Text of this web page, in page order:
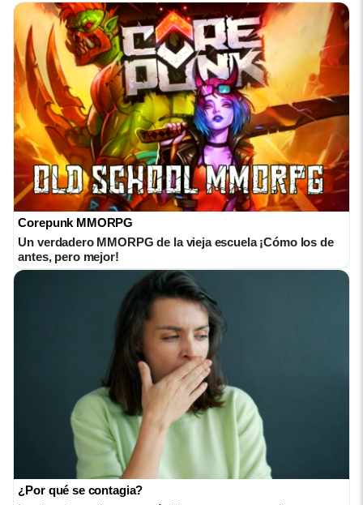
Corepunk MMORPG
Un verdadero MMORPG de la vieja escuela ¡Cómo los de
antes, pero mejor!
¿Por qué se contagia?